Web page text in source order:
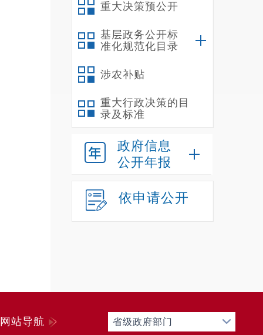
重大决策预公开
基层政务公开标
准化规范化目录
涉农补贴
重大行政决策的目
录及标准
政府信息
公开年报
依申请公开
网站导航 省级政府部门